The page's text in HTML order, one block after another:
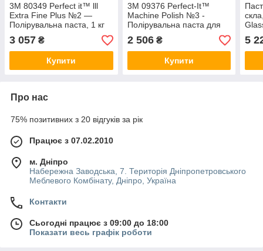
3М 80349 Perfect it™ lll
Extra Fine Plus №2 ―
Полірувальна паста, 1 кг
3 057 ₴
Купити
3М 09376 Perfect-It™
Machine Polish №3 -
Полірувальна паста для
блиску, 1 кг
2 506₴
Купити
5
Про нас
75% позитивних з 20 відгуків за рік
Працює з 07.02.2010
м. Дніпро
Набережна Заводська, 7. Територія Дніпропетровського
Меблевого Комбінату, Дніпро, Україна
Контакти
Сьогодні працює з 09:00 до 18:00
Показати весь графік роботи